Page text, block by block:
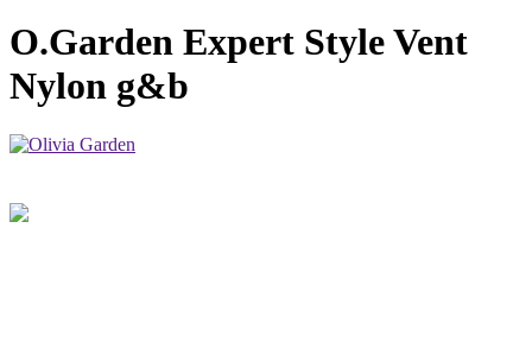
O.Garden Expert Style Vent
Nylon g&b